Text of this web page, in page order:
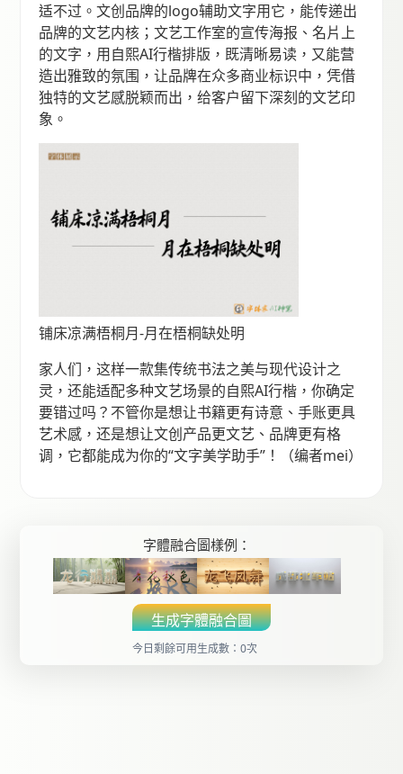
适不过。文创品牌的logo辅助文字用它，能传递出
品牌的文艺内核；文艺工作室的宣传海报、名片上
的文字，用自熙AI行楷排版，既清晰易读，又能营
造出雅致的氛围，让品牌在众多商业标识中，凭借
独特的文艺感脱颖而出，给客户留下深刻的文艺印
象。
铺床凉满梧桐月-月在梧桐缺处明
家人们，这样一款集传统书法之美与现代设计之
灵，还能适配多种文艺场景的自熙AI行楷，你确定
要错过吗？不管你是想让书籍更有诗意、手账更具
艺术感，还是想让文创产品更文艺、品牌更有格
调，它都能成为你的“文字美学助手”！（编者mei）
字體融合圖樣例：
生成字體融合圖
今日剩餘可用生成數：0次